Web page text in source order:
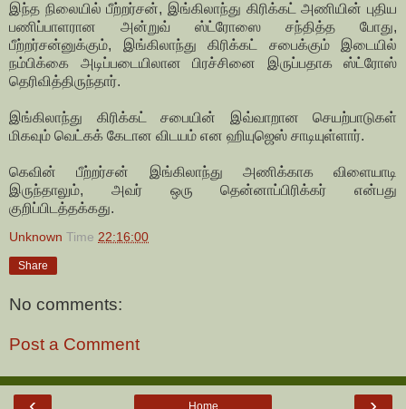
இந்த நிலையில் பீற்றர்சன், இங்கிலாந்து கிரிக்கட் அணியின் புதிய
பணிப்பாளரான அன்றுவ் ஸ்ட்ரோஸை சந்தித்த போது,
பீற்றர்சன்னுக்கும், இங்கிலாந்து கிரிக்கட் சபைக்கும் இடையில்
நம்பிக்கை அடிப்படையிலான பிரச்சினை இருப்பதாக ஸ்ட்ரோஸ்
தெரிவித்திருந்தார்.
இங்கிலாந்து கிரிக்கட் சபையின் இவ்வாறான செயற்பாடுகள்
மிகவும் வெட்கக் கேடான விடயம் என ஹியுஜெஸ் சாடியுள்ளார்.
கெவின் பீற்றர்சன் இங்கிலாந்து அணிக்காக விளையாடி
இருந்தாலும், அவர் ஒரு தென்னாப்பிரிக்கர் என்பது
குறிப்பிடத்தக்கது.
Unknown Time 22:16:00
Share
No comments:
Post a Comment
Home